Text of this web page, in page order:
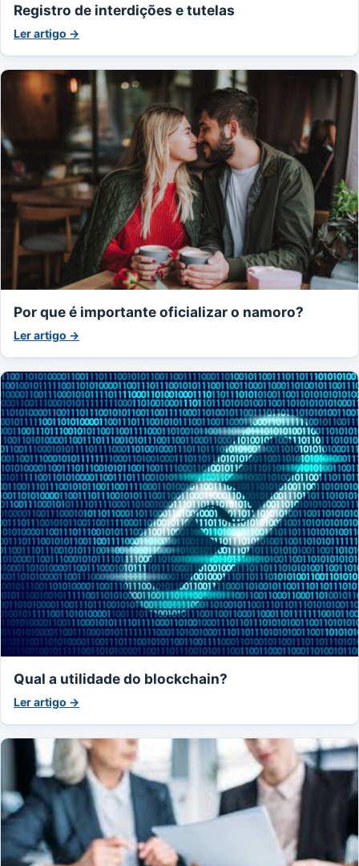
Registro de interdições e tutelas
Ler artigo →
Por que é importante oficializar o namoro?
Ler artigo →
Qual a utilidade do blockchain?
Ler artigo →